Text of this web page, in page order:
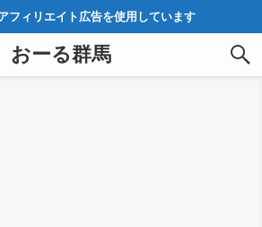
フィリエイト広告を使用しています
おーる群馬